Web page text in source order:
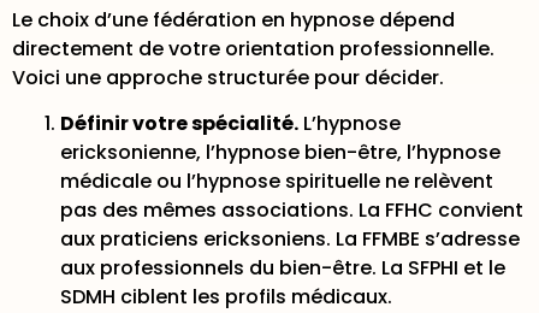
Le choix d’une fédération en hypnose dépend
directement de votre orientation professionnelle.
Voici une approche structurée pour décider.
Définir votre spécialité. L’hypnose
ericksonienne, l’hypnose bien-être, l’hypnose
médicale ou l’hypnose spirituelle ne relèvent
pas des mêmes associations. La FFHC convient
aux praticiens ericksoniens. La FFMBE s’adresse
aux professionnels du bien-être. La SFPHI et le
SDMH ciblent les profils médicaux.